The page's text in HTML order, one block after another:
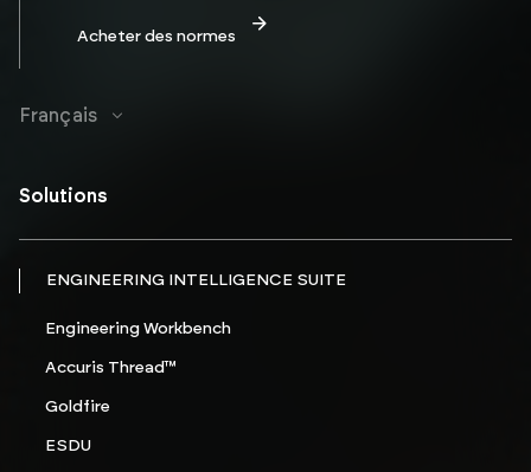
Acheter des normes
Français
Solutions
ENGINEERING INTELLIGENCE SUITE
Engineering Workbench
Accuris Thread™
Goldfire
ESDU